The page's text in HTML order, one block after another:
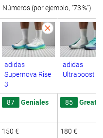
Números (por ejemplo, "73 %")
adidas
Supernova Rise
3
adidas
Ultraboost
87 Geniales 85 Great
150 € 180 €